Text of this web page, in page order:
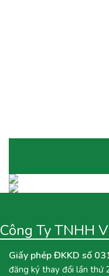
Công Ty TNHH
Giấy phép ĐKKD số
đăng ký thay đổi lần thứ